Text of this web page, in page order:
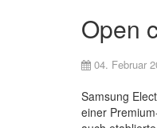
Open
04. Februar
Samsung
einer